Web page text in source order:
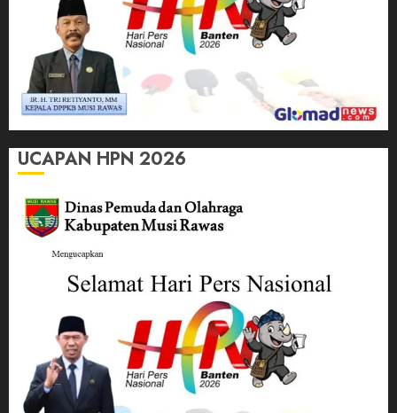
UCAPAN HPN 2026